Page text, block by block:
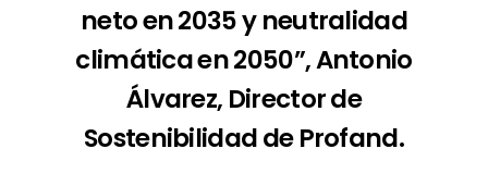
neto en 2035 y neutralidad
climática en 2050”,Antonio
Álvarez, Director de
Sostenibilidad de Profand.